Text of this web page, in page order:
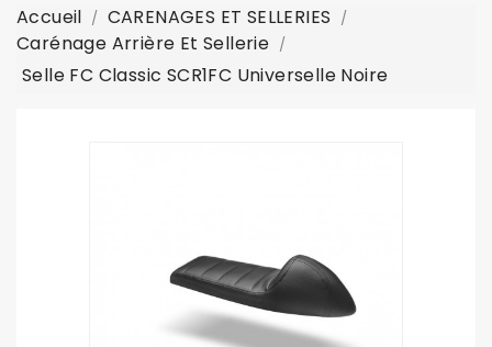
Accueil
CARENAGES ET SELLERIES
Carénage Arrière Et Sellerie
Selle FC Classic SCR1FC Universelle Noire